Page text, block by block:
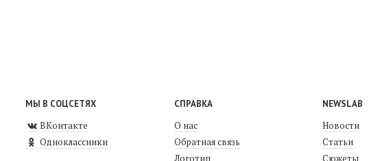
МЫ В СОЦСЕТЯХ
ВКонтакте
Одноклассники
СПРАВКА
О нас
Обратная связь
Логотип
NEWSLAB
Новости
Статьи
Сюжеты